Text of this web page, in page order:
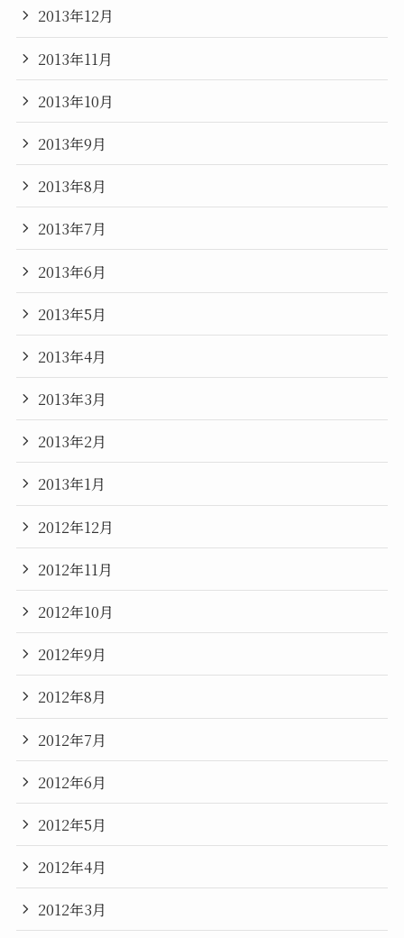
2013年12月
2013年11月
2013年10月
2013年9月
2013年8月
2013年7月
2013年6月
2013年5月
2013年4月
2013年3月
2013年2月
2013年1月
2012年12月
2012年11月
2012年10月
2012年9月
2012年8月
2012年7月
2012年6月
2012年5月
2012年4月
2012年3月